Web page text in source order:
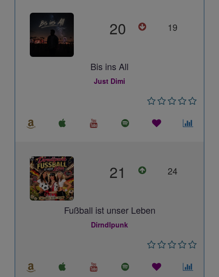
20 19
Bis ins All
Just Dimi
21 24
Fußball ist unser Leben
Dirndlpunk